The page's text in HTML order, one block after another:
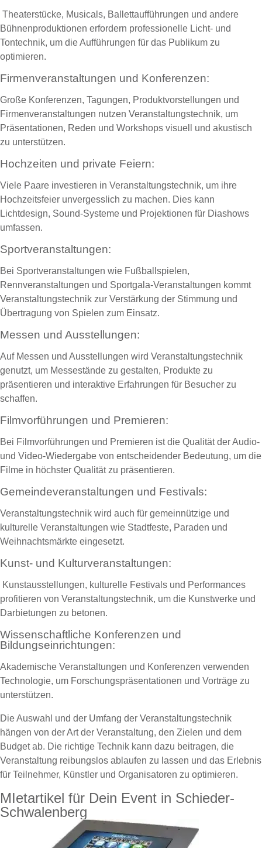
Theaterstücke, Musicals, Ballettaufführungen und andere
Bühnenproduktionen erfordern professionelle Licht- und
Tontechnik, um die Aufführungen für das Publikum zu
optimieren.
Firmenveranstaltungen und Konferenzen:
Große Konferenzen, Tagungen, Produktvorstellungen und
Firmenveranstaltungen nutzen Veranstaltungstechnik, um
Präsentationen, Reden und Workshops visuell und akustisch
zu unterstützen.
Hochzeiten und private Feiern:
Viele Paare investieren in Veranstaltungstechnik, um ihre
Hochzeitsfeier unvergesslich zu machen. Dies kann
Lichtdesign, Sound-Systeme und Projektionen für Diashows
umfassen.
Sportveranstaltungen:
Bei Sportveranstaltungen wie Fußballspielen,
Rennveranstaltungen und Sportgala-Veranstaltungen kommt
Veranstaltungstechnik zur Verstärkung der Stimmung und
Übertragung von Spielen zum Einsatz.
Messen und Ausstellungen:
Auf Messen und Ausstellungen wird Veranstaltungstechnik
genutzt, um Messestände zu gestalten, Produkte zu
präsentieren und interaktive Erfahrungen für Besucher zu
schaffen.
Filmvorführungen und Premieren:
Bei Filmvorführungen und Premieren ist die Qualität der Audio-
und Video-Wiedergabe von entscheidender Bedeutung, um die
Filme in höchster Qualität zu präsentieren.
Gemeindeveranstaltungen und Festivals:
Veranstaltungstechnik wird auch für gemeinnützige und
kulturelle Veranstaltungen wie Stadtfeste, Paraden und
Weihnachtsmärkte eingesetzt.
Kunst- und Kulturveranstaltungen:
Kunstausstellungen, kulturelle Festivals und Performances
profitieren von Veranstaltungstechnik, um die Kunstwerke und
Darbietungen zu betonen.
Wissenschaftliche Konferenzen und
Bildungseinrichtungen:
Akademische Veranstaltungen und Konferenzen verwenden
Technologie, um Forschungspräsentationen und Vorträge zu
unterstützen.
Die Auswahl und der Umfang der Veranstaltungstechnik
hängen von der Art der Veranstaltung, den Zielen und dem
Budget ab. Die richtige Technik kann dazu beitragen, die
Veranstaltung reibungslos ablaufen zu lassen und das Erlebnis
für Teilnehmer, Künstler und Organisatoren zu optimieren.
MIetartikel für Dein Event in Schieder-
Schwalenberg